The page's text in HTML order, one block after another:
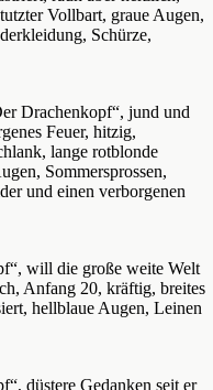
Vollbart, graue Augen,
Schürze,
Drachenkopf“, jund und
Feuer, hitzig,
lange rotblonde
Sommersprossen,
und einen verborgenen
will die große weite Welt
Anfang 20, kräftig, breites
hellblaue Augen, Leinen
düstere Gedanken seit er